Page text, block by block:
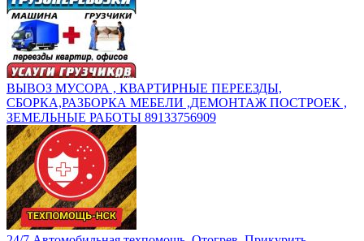
ВЫВОЗ МУСОРА , КВАРТИРНЫЕ ПЕРЕЕЗДЫ,
СБОРКА,РАЗБОРКА МЕБЕЛИ ,ДЕМОНТАЖ ПОСТРОЕК ,
ЗЕМЕЛЬНЫЕ РАБОТЫ 89133756909